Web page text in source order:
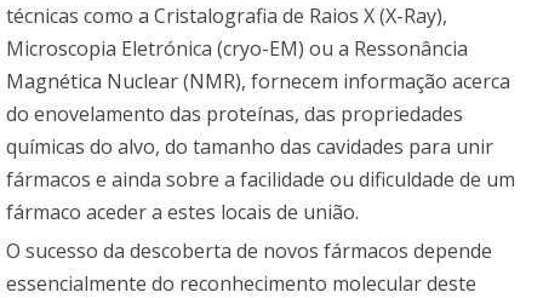
técnicas como a Cristalografia de Raios X (X-Ray),
Microscopia Eletrónica (cryo-EM) ou a Ressonância
Magnética Nuclear (NMR), fornecem informação acerca
do enovelamento das proteínas, das propriedades
químicas do alvo, do tamanho das cavidades para unir
fármacos e ainda sobre a facilidade ou dificuldade de um
fármaco aceder a estes locais de união.
O sucesso da descoberta de novos fármacos depende
essencialmente do reconhecimento molecular deste